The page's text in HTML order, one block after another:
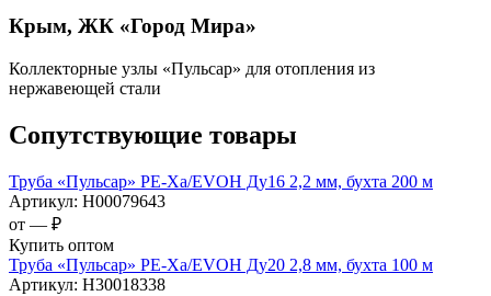
Крым, ЖК «Город Мира»
Коллекторные узлы «Пульсар» для отопления из
нержавеющей стали
Сопутствующие товары
Труба «Пульсар» РЕ-Ха/EVOH Ду16 2,2 мм, бухта 200 м
Артикул: Н00079643
от — ₽
Купить оптом
Труба «Пульсар» РЕ-Ха/EVOH Ду20 2,8 мм, бухта 100 м
Артикул: Н30018338